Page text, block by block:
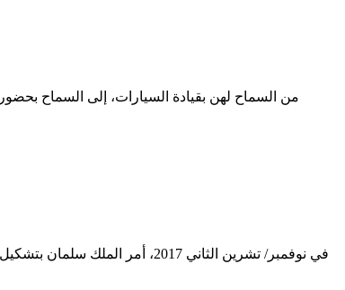
من السماح لهن بقيادة السيارات، إلى السماح
في نوفمبر/ تشرين الثاني